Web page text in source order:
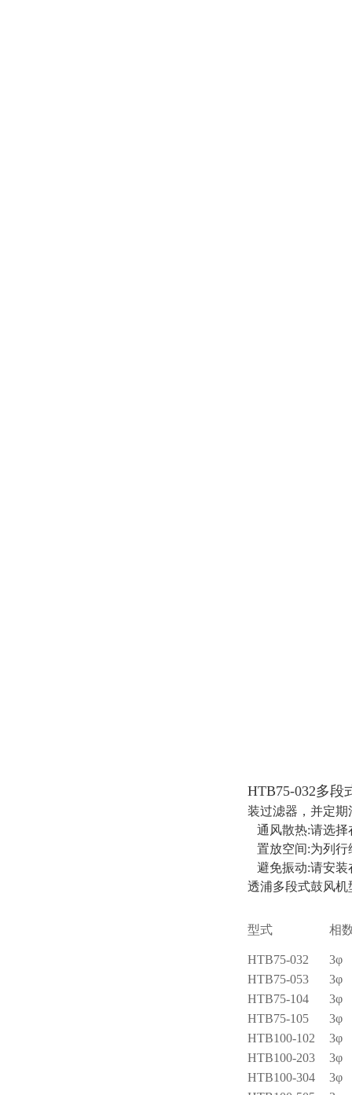
HTB75-032多段
装过滤器，并定
通风散热:请选择
置放空间:为列行
避免振动:请安装
透浦多段式鼓风机
型式 相
HTB75-032
3φ
HTB75-053
3φ
HTB75-104
3φ
HTB75-105
3φ
HTB100-102
3φ
HTB100-203
3φ
HTB100-304
3φ